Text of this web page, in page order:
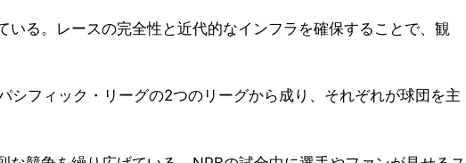
る。レースの完全性と近代的なインフラを確保することで、観
フィック・リーグの2つのリーグから成り、それぞれが球団を主